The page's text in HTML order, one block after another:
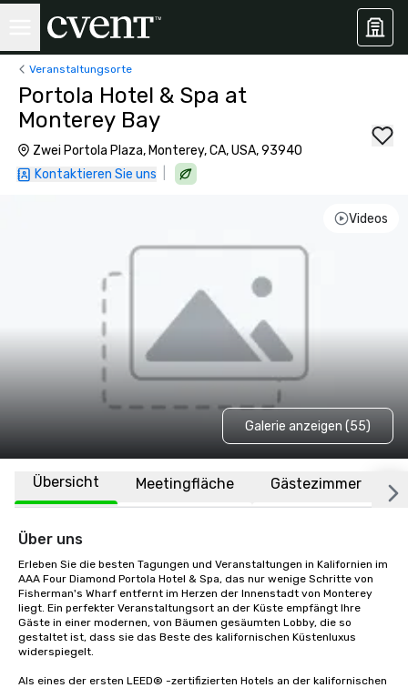
Veranstaltungsorte
Portola Hotel & Spa at
Monterey Bay
Zwei Portola Plaza, Monterey, CA, USA, 93940
Kontaktieren Sie uns
Videos
Galerie anzeigen (55)
Übersicht Meetingfläche Gästezimmer
Über uns
Erleben Sie die besten Tagungen und Veranstaltungen in Kalifornien im
AAA Four Diamond Portola Hotel & Spa, das nur wenige Schritte von
Fisherman's Wharf entfernt im Herzen der Innenstadt von Monterey
liegt. Ein perfekter Veranstaltungsort an der Küste empfängt Ihre
Gäste in einer modernen, von Bäumen gesäumten Lobby, die so
gestaltet ist, dass sie das Beste des kalifornischen Küstenluxus
widerspiegelt.
Als eines der ersten LEED® -zertifizierten Hotels an der kalifornischen